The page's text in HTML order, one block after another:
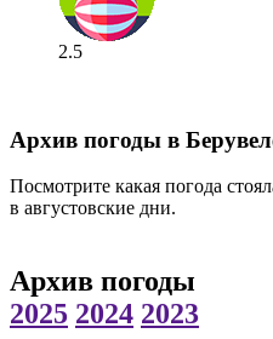
2.5
Архив погоды в
Посмотрите какая погода
в августовские дни.
Архив погоды
2025 2024 2023